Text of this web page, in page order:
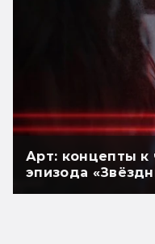
Арт: концепты к
эпизода